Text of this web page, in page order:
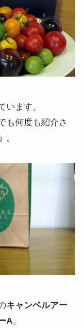
います。
も何度も紹介さ
。
キャンベルアー
A。